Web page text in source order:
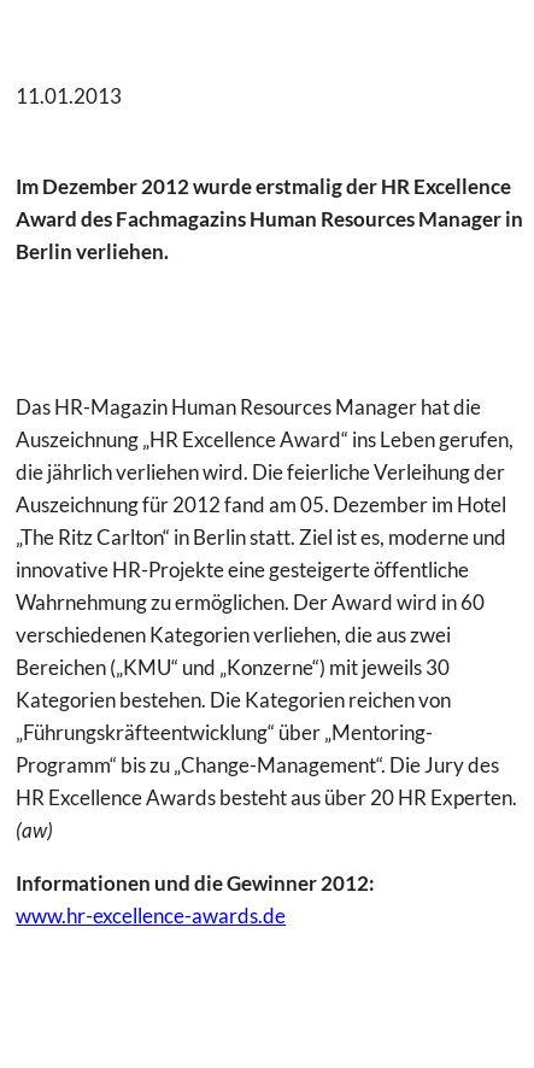
11.01.2013
Im Dezember 2012 wurde erstmalig der HR Excellence
Award des Fachmagazins Human Resources Manager in
Berlin verliehen.
Das HR-Magazin Human Resources Manager hat die
Auszeichnung „HR Excellence Award“ ins Leben gerufen,
die jährlich verliehen wird. Die feierliche Verleihung der
Auszeichnung für 2012 fand am 05. Dezember im Hotel
„The Ritz Carlton“ in Berlin statt. Ziel ist es, moderne und
innovative HR-Projekte eine gesteigerte öffentliche
Wahrnehmung zu ermöglichen. Der Award wird in 60
verschiedenen Kategorien verliehen, die aus zwei
Bereichen („KMU“ und „Konzerne“) mit jeweils 30
Kategorien bestehen. Die Kategorien reichen von
„Führungskräfteentwicklung“ über „Mentoring-
Programm“ bis zu „Change-Management“. Die Jury des
HR Excellence Awards besteht aus über 20 HR Experten.
(aw)
Informationen und die Gewinner 2012:
www.hr-excellence-awards.de